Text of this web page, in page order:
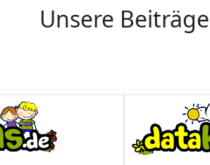
Unsere Beiträge